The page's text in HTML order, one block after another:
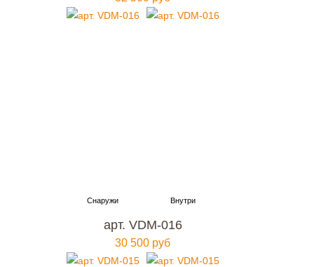
арт. VDM-016
30 500 руб